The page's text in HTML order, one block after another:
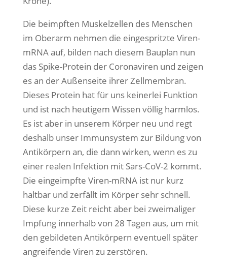
Die beimpften Muskelzellen des Menschen
im Oberarm nehmen die eingespritzte Viren-
mRNA auf, bilden nach diesem Bauplan nun
das Spike-Protein der Coronaviren und zeigen
es an der Außenseite ihrer Zellmembran.
Dieses Protein hat für uns keinerlei Funktion
und ist nach heutigem Wissen völlig harmlos.
Es ist aber in unserem Körper neu und regt
deshalb unser Immunsystem zur Bildung von
Antikörpern an, die dann wirken, wenn es zu
einer realen Infektion mit Sars-CoV-2 kommt.
Die eingeimpfte Viren-mRNA ist nur kurz
haltbar und zerfällt im Körper sehr schnell.
Diese kurze Zeit reicht aber bei zweimaliger
Impfung innerhalb von 28 Tagen aus, um mit
den gebildeten Antikörpern eventuell später
angreifende Viren zu zerstören.